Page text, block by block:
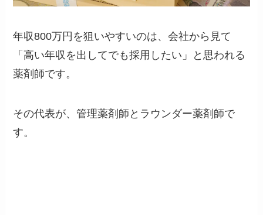
年収800万円を狙いやすいのは、会社から見て
「高い年収を出してでも採用したい」と思われる
薬剤師です。
その代表が、管理薬剤師とラウンダー薬剤師で
す。